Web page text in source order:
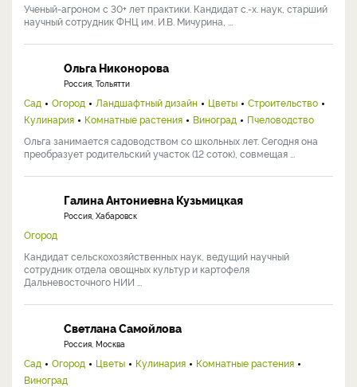
Ученый-агроном с 30+ лет практики. Кандидат с.-х. наук, старший
научный сотрудник ФНЦ им. И.В. Мичурина, ...
Ольга Никонорова
Россия, Тольятти
Сад Огород Ландшафтный дизайн Цветы
Строительство
Кулинария
Комнатные растения Виноград
Пчеловодство
Ольга занимается садоводством со школьных лет. Сегодня она
преобразует родительский участок (12 соток), совмещая ...
Галина Антониевна Кузьмицкая
Россия, Хабаровск
Огород
Кандидат сельскохозяйственных наук, ведущий научный
сотрудник отдела овощных культур и картофеля
Дальневосточного НИИ ...
Светлана Самойлова
Россия, Москва
Сад Огород Цветы Кулинария
Комнатные растения
Виноград